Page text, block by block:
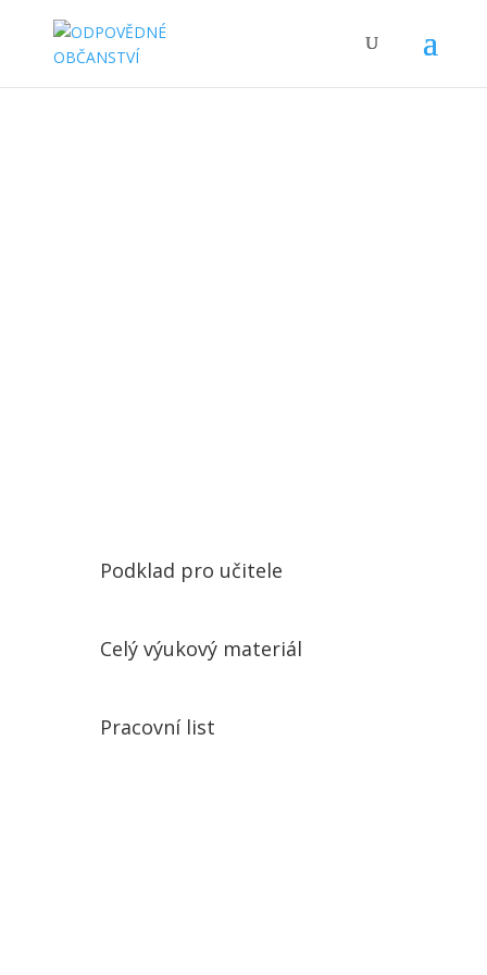
Podklad pro učitele
Celý výukový materiál
Pracovní list